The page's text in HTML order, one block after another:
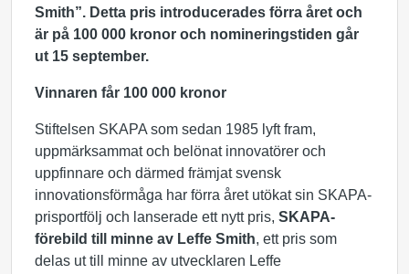
Smith”. Detta pris introducerades förra året och
är på 100 000 kronor och nomineringstiden går
ut 15 september.
Vinnaren får 100 000 kronor
Stiftelsen SKAPA som sedan 1985 lyft fram,
uppmärksammat och belönat innovatörer och
uppfinnare och därmed främjat svensk
innovationsförmåga har förra året utökat sin SKAPA-
prisportfölj och lanserade ett nytt pris, SKAPA-
förebild till minne av Leffe Smith, ett pris som
delas ut till minne av utvecklaren Leffe